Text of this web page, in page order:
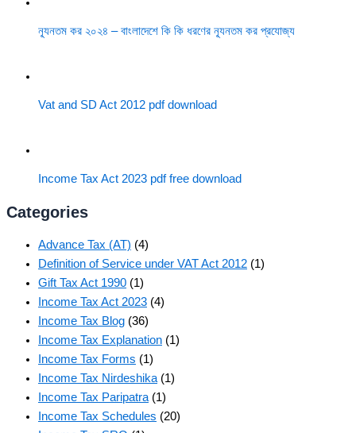
ন্যূনতম কর ২০২৪ – বাংলাদেশে কি কি ধরণের ন্যূনতম কর প্রযোজ্য
Vat and SD Act 2012 pdf download
Income Tax Act 2023 pdf free download
Categories
Advance Tax (AT) (4)
Definition of Service under VAT Act 2012 (1)
Gift Tax Act 1990 (1)
Income Tax Act 2023 (4)
Income Tax Blog (36)
Income Tax Explanation (1)
Income Tax Forms (1)
Income Tax Nirdeshika (1)
Income Tax Paripatra (1)
Income Tax Schedules (20)